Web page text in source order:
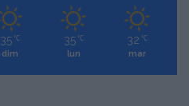
35 ℃
dim
35 ℃
lun
32 ℃
mar